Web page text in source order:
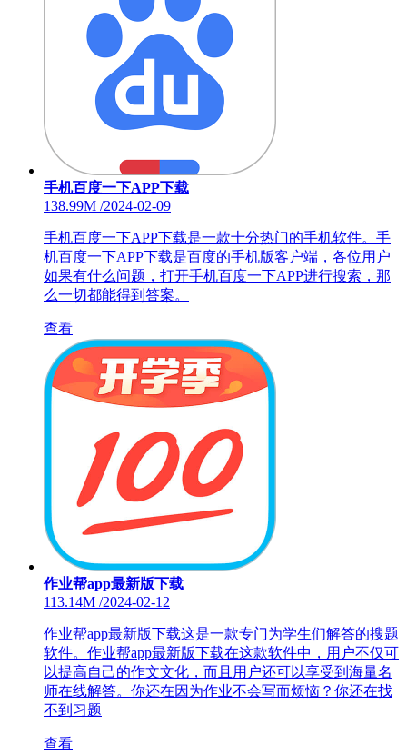
手机百度一下APP下载
138.99M /2024-02-09
手机百度一下APP下载是一款十分热门的手机软件。手
机百度一下APP下载是百度的手机版客户端，各位用户
如果有什么问题，打开手机百度一下APP进行搜索，那
么一切都能得到答案。
查看
作业帮app最新版下载
113.14M /2024-02-12
作业帮app最新版下载这是一款专门为学生们解答的搜题
软件。作业帮app最新版下载在这款软件中，用户不仅可
以提高自己的作文文化，而且用户还可以享受到海量名
师在线解答。你还在因为作业不会写而烦恼？你还在找
不到习题
查看